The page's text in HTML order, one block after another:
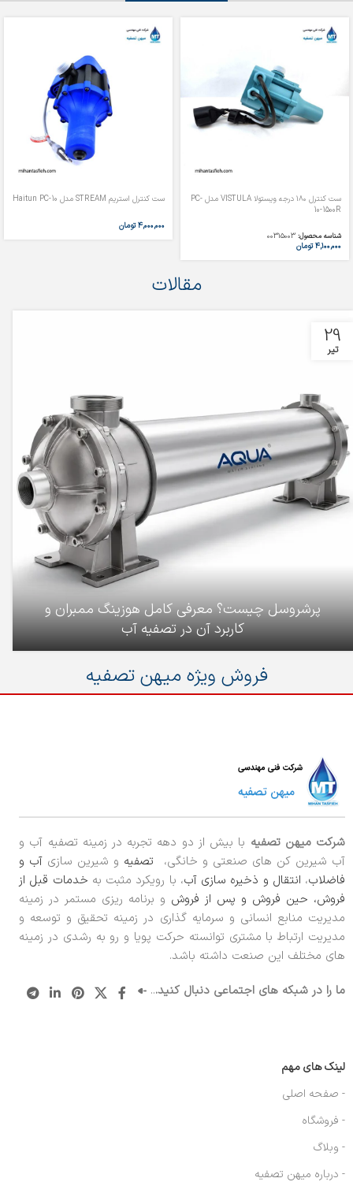
ست کنترل ۱۸۰ درجه ویستولا VISTULA مدل PC-
10-1500R
شناسه محصول: 00315003
۴,۱۰۰,۰۰۰ تومان
ست کنترل استریم STREAM مدل Haitun PC-10
۴,۰۰۰,۰۰۰ تومان
مقالات
29
تیر
پرشروسل چیست؟ معرفی کامل هوزینگ ممبران و
کاربرد آن در تصفیه آب
فروش ویژه میهن تصفیه
شرکت میهن تصفیه با بیش از دو دهه تجربه در زمینه تصفیه آب و
آب شیرین کن های صنعتی و خانگی،
تصفیه و شیرین سازی آب و
فاضلاب، انتقال و ذخیره سازی آب، با رویکرد مثبت به خدمات قبل از
فروش، حین فروش و پس از فروش و برنامه ریزی مستمر در زمینه
مدیریت منابع انسانی و سرمایه گذاری در زمینه تحقیق و توسعه و
مدیریت ارتباط با مشتری توانسته حرکت پویا و رو به رشدی در زمینه
های مختلف این صنعت داشته باشد.
ما را در شبکه های اجتماعی دنبال کنید...
لینک های مهم
- صفحه اصلی
- فروشگاه
- وبلاگ
- درباره میهن تصفیه